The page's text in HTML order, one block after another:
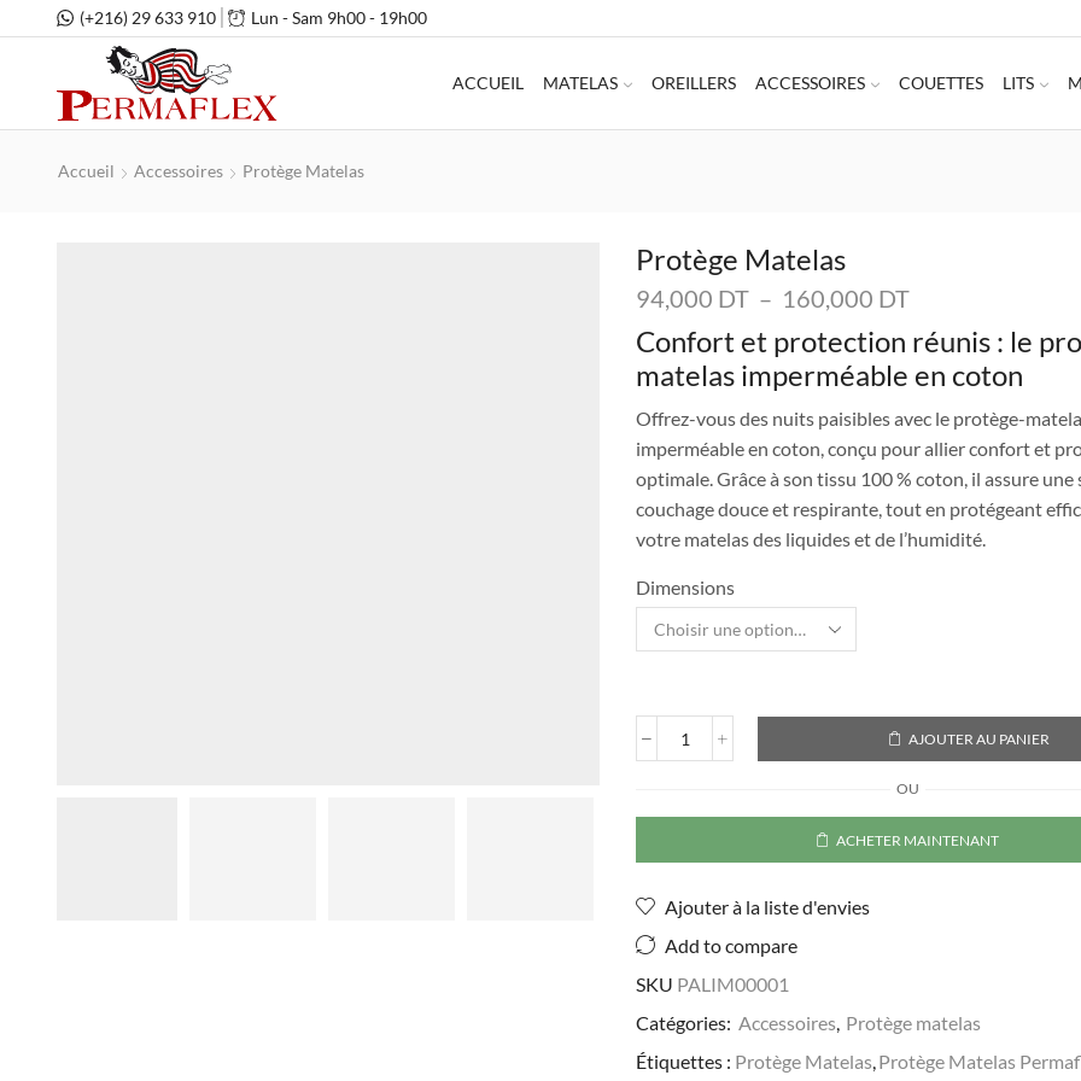
(+216) 29 633 910 Lun - Sam 9h00 - 19h00
ACCUEIL MATELAS OREILLERS ACCESSOIRES COUETTES LITS
Accueil Accessoires Protège Matelas
Protège Matelas
94,000 DT – 160,000 DTPlage
de
prix :
94,000 DT
160,000 DT
Confort et protection réunis : le
matelas imperméable en coton
Offrez-vous des nuits paisibles avec le protège-
imperméable en coton, conçu pour allier confort et
optimale. Grâce à son tissu 100 % coton, il assure une
couchage douce et respirante, tout en protégeant
votre matelas des liquides et de l’humidité.
Dimensions
quantité
Matelas
AJOUTER AU PANIER
OU
ACHETER MAINTENANT
Ajouter à la liste d'envies
Add to compare
SKU PALIM00001
Catégories: Accessoires, Protège matelas
Étiquettes : Protège Matelas,Protège Matelas